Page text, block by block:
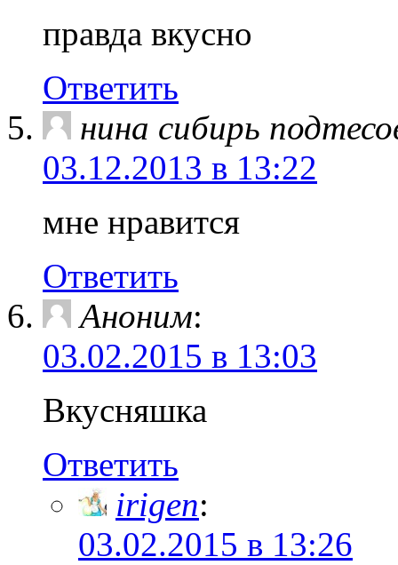
правда вкусно
Ответить
нина сибирь
03.12.2013 в 13:22
мне нравится
Ответить
Аноним:
03.02.2015 в 13:03
Вкусняшка
Ответить
irigen:
03.02.2015 в 13:26